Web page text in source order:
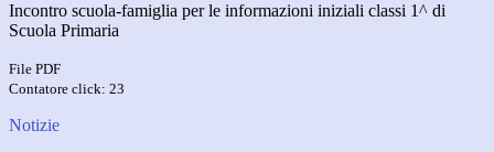
Incontro scuola-famiglia per le informazioni iniziali classi 1^ di
Scuola Primaria
File PDF
Contatore click: 23
Notizie